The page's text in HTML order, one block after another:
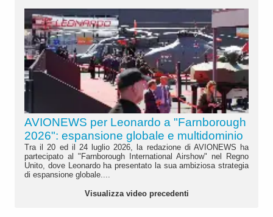
AVIONEWS per Leonardo a "Farnborough
2026": espansione globale e multidominio
Tra il 20 ed il 24 luglio 2026, la redazione di AVIONEWS ha
partecipato al "Farnborough International Airshow" nel Regno
Unito, dove Leonardo ha presentato la sua ambiziosa strategia
di espansione globale....
Visualizza video precedenti